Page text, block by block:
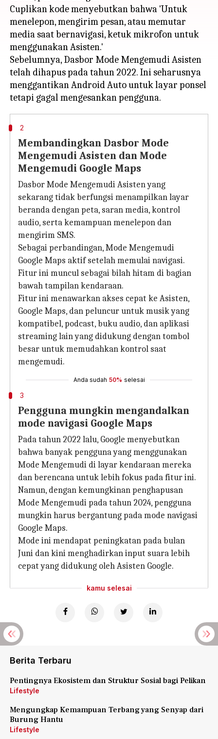
Cuplikan kode menyebutkan bahwa 'Untuk
menelepon, mengirim pesan, atau memutar
media saat bernavigasi, ketuk mikrofon untuk
menggunakan Asisten.'
Sebelumnya, Dasbor Mode Mengemudi Asisten
telah dihapus pada tahun 2022. Ini seharusnya
menggantikan Android Auto untuk layar ponsel
2
Membandingkan Dasbor Mode
Mengemudi Asisten dan Mode
Mengemudi Google Maps
Dasbor Mode Mengemudi Asisten yang
sekarang tidak berfungsi menampilkan layar
beranda dengan peta, saran media, kontrol
audio, serta kemampuan menelepon dan
mengirim SMS.
Sebagai perbandingan, Mode Mengemudi
Google Maps aktif setelah memulai navigasi.
Fitur ini muncul sebagai bilah hitam di bagian
bawah tampilan kendaraan.
Fitur ini menawarkan akses cepat ke Asisten,
Google Maps, dan peluncur untuk musik yang
kompatibel, podcast, buku audio, dan aplikasi
streaming lain yang didukung dengan tombol
besar untuk memudahkan kontrol saat
mengemudi.
Anda sudah 50% selesai
3
Pengguna mungkin mengandalkan
mode navigasi Google Maps
Pada tahun 2022 lalu, Google menyebutkan
bahwa banyak pengguna yang menggunakan
Mode Mengemudi di layar kendaraan mereka
dan berencana untuk lebih fokus pada fitur ini.
Namun, dengan kemungkinan penghapusan
Mode Mengemudi pada tahun 2024, pengguna
mungkin harus bergantung pada mode navigasi
Google Maps.
Mode ini mendapat peningkatan pada bulan
Juni dan kini menghadirkan input suara lebih
cepat yang didukung oleh Asisten Google.
kamu selesai
Berita Terbaru
Pentingnya Ekosistem dan Struktur Sosial bagi Pelikan
Lifestyle
Mengungkap Kemampuan Terbang yang Senyap dari
Burung Hantu
Lifestyle